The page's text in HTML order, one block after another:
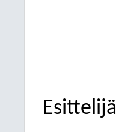
Esittelijä